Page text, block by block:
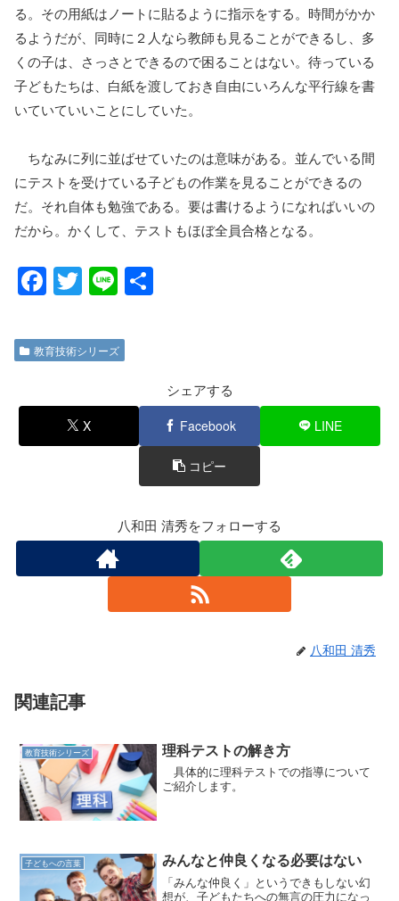
る。その用紙はノートに貼るように指示をする。時間がかか
るようだが、同時に２人なら教師も見ることができるし、多
くの子は、さっさとできるので困ることはない。待っている
子どもたちは、白紙を渡しておき自由にいろんな平行線を書
いていていいことにしていた。
ちなみに列に並ばせていたのは意味がある。並んでいる間
にテストを受けている子どもの作業を見ることができるの
だ。それ自体も勉強である。要は書けるようになればいいの
だから。かくして、テストもほぼ全員合格となる。
F
c
e
b
o
T
tt
er
Li
e
教育技術シリーズ
シェアする
X Facebook LINE
コピー
八和田 清秀をフォローする
八和田 清秀
関連記事
教育技術シリーズ 理科テストの解き方
具体的に理科テストでの指導について
ご紹介します。
子どもへの言葉 みんなと仲良くなる必要はない
「みんな仲良く」というできもしない幻
想が、子どもたちへの無言の圧力になっ